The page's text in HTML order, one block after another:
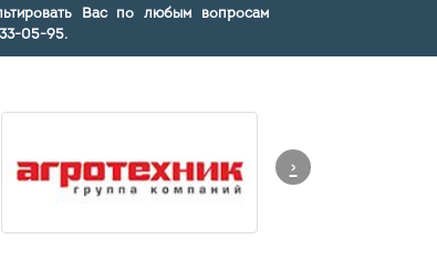
Вас по любым вопросам
05-95.
›